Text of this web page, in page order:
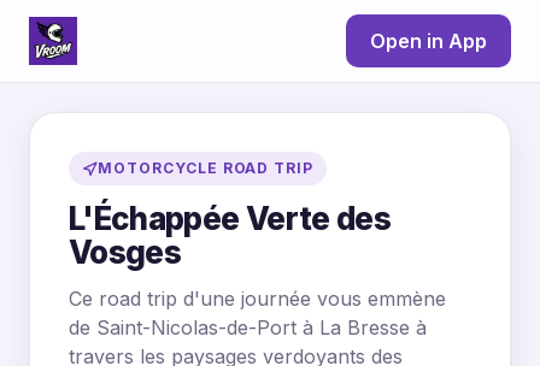
Open in App
MOTORCYCLE ROAD TRIP
L'Échappée Verte des
Vosges
Ce road trip d'une journée vous emmène
de Saint-Nicolas-de-Port à La Bresse à
travers les paysages verdoyants des